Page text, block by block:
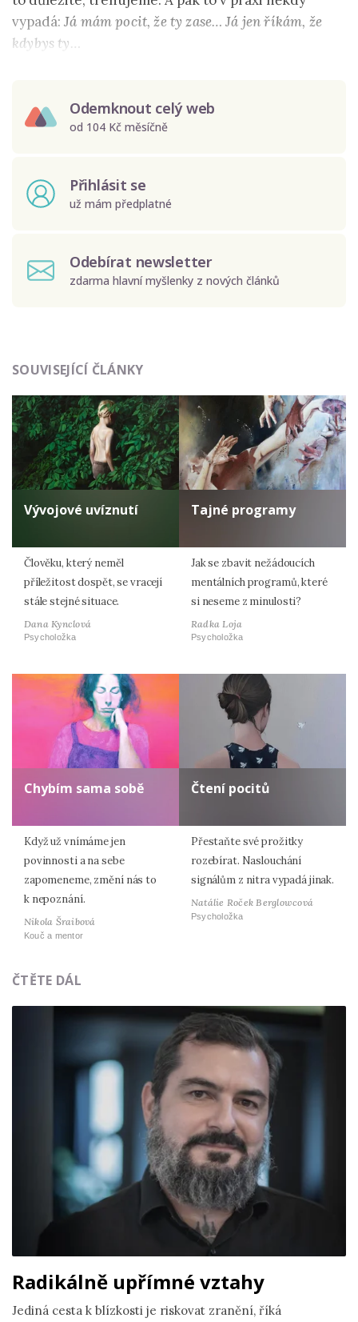
vypadá: Já mám pocit, že ty zase… Já jen říkám, že
kdybys ty…
Odemknout celý web
od 104 Kč měsíčně
Přihlásit se
už mám předplatné
Odebírat newsletter
zdarma hlavní myšlenky z nových článků
údajů.
SOUVISEJÍCÍ ČLÁNKY
Vývojové uvíznutí
Člověku, který neměl
příležitost dospět, se vracejí
stále stejné situace.
Dana Kynclová
Psycholožka
Tajné programy
Jak se zbavit nežádoucích
mentálních programů, které
si neseme z minulosti?
Radka Loja
Psycholožka
Chybím sama sobě
Když už vnímáme jen
povinnosti a na sebe
zapomeneme, změní nás to
k nepoznání.
Nikola Šraibová
Kouč a mentor
Čtení pocitů
Přestaňte své prožitky
rozebírat. Naslouchání
signálům z nitra vypadá jinak.
Natálie Roček Berglowcová
Psycholožka
ČTĚTE DÁL
Radikálně upřímné vztahy
Jediná cesta k blízkosti je riskovat zranění, říká